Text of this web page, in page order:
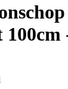
100cm